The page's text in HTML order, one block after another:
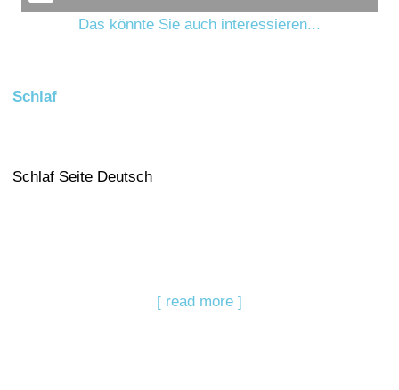
Das könnte Sie auch interessieren...
Schlaf
Schlaf Seite Deutsch
[ read more ]